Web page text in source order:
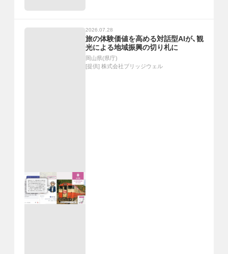
2026.07.28
旅の体験価値を高める対話型AIが、観
光による地域振興の切り札に
岡山県(県庁)
[提供] 株式会社ブリッジウェル